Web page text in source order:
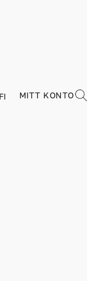
FI MITT KONTO